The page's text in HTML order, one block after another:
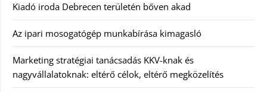
Kiadó iroda Debrecen területén bőven akad
Az ipari mosogatógép munkabírása kimagasló
Marketing stratégiai tanácsadás KKV-knak és
nagyvállalatoknak: eltérő célok, eltérő megközelítés